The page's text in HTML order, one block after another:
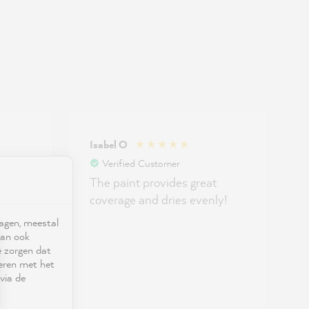
Isabel O
Verified Customer
The paint provides great
coverage and dries evenly!
meestal
ook
zorgen dat
met het
de